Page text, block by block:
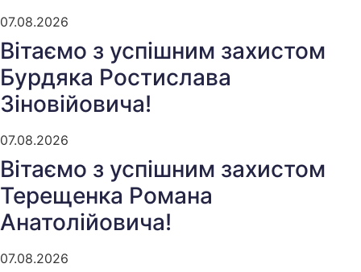
07.08.2026
Вітаємо з успішним захистом
Бурдяка Ростислава
Зіновійовича!
07.08.2026
Вітаємо з успішним захистом
Терещенка Романа
Анатолійовича!
07.08.2026